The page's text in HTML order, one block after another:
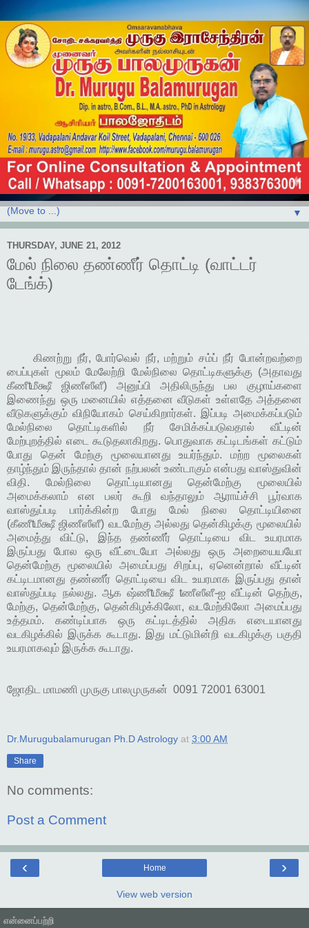
▼
THURSDAY, JUNE 21, 2012
மேல் நிலை தண்ணீர் தொட்டி (வாட்டர்
டேங்க்)
கிணற்று நீர், போர்வெல் நீர், மற்றும் சம்ப் நீர் போன்றவற்றை
பைப்புகள் மூலம் மேலேற்றி மேல்நிலை தொட்டிகளுக்கு (அதாவது
கீணீtமீக்ஷீ ஜிணீஸீளீ) அனுப்பி அதிலிருந்து பல குழாய்களை
இணைந்து ஒரு மனையில் எத்தனை வீடுகள் உள்ளதே அத்தனை
வீடுகளுக்கும் விநியோகம் செய்கிறார்கள். இப்படி அமைக்கப்படும்
மேல்நிலை தொட்டிகளில் நீர் சேமிக்கப்படுவதால் வீட்டின்
மேற்புறத்தில் எடை கூடுதலாகிறது. பொதுவாக கட்டிடங்கள் கட்டும்
போது தென் மேற்கு மூலையானது உயர்ந்தும். மற்ற மூலைகள்
தாழ்ந்தும் இருந்தால் தான் நற்பலன் உண்டாகும் என்பது வாஸ்துவின்
விதி. மேல்நிலை தொட்டியானது தென்மேற்கு மூலையில்
அமைக்கலாம் என பலர் கூறி வந்தாலும் ஆராய்ச்சி பூர்வாக
வாஸ்துப்படி பார்க்கின்ற போது மேல் நிலை தொட்டியினை
(கீணீtமீக்ஷீ ஜிணீஸீளீ) வடமேற்கு அல்லது தென்கிழக்கு மூலையில்
அமைத்து விட்டு, இந்த தண்ணீர் தொட்டியை விட உயரமாக
இருப்பது போல ஒரு வீட்டையோ அல்லது ஒரு அறையையயோ
தென்மேற்கு மூலையில் அமைப்பது சிறப்பு, ஏனென்றால் வீட்டின்
கட்டிடமானது தண்ணீர் தொட்டியை விட உயரமாக இருப்பது தான்
வாஸ்துப்படி நல்லது. ஆக ஷ்ணீtமீக்ஷீ tணீஸீளீ-ஐ வீட்டின் தெற்கு,
மேற்கு, தென்மேற்கு, தென்கிழக்கிலோ, வடமேற்கிலோ அமைப்பது
உத்தமம். கண்டிப்பாக ஒரு கட்டிடத்தில் அதிக எடையானது
வடகிழக்கில் இருக்க கூடாது. இது மட்டுமின்றி வடகிழக்கு பகுதி
உயரமாகவும் இருக்க கூடாது.
ஜோதிட மாமணி முருகு பாலமுருகன் 0091 72001 63001
Dr.Murugubalamurugan Ph.D Astrology at 3:00 AM
Share
No comments:
Post a Comment
‹ ›
Home
View web version
என்னைப்பற்றி